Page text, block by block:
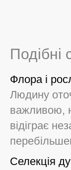
Подібні
Флора і
Людину
важливою,
відіграє
Селекція